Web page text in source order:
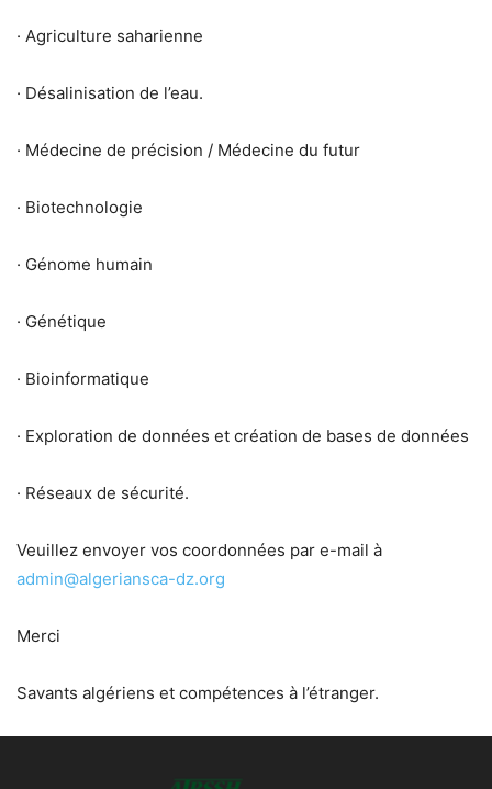
· Agriculture saharienne
· Désalinisation de l’eau.
· Médecine de précision / Médecine du futur
· Biotechnologie
· Génome humain
· Génétique
· Bioinformatique
· Exploration de données et création de bases de données
· Réseaux de sécurité.
Veuillez envoyer vos coordonnées par e-mail à
admin@algeriansca-dz.org
Merci
Savants algériens et compétences à l’étranger.